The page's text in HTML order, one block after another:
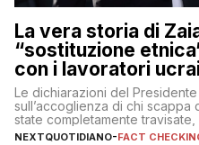
La vera storia di
“sostituzione
con i lavoratori
ci sarà)
Le dichiarazioni del
sull’accoglienza di chi scappa
state completamente
falsi che girano sui social
NEXTQUOTIDIANO-FACT